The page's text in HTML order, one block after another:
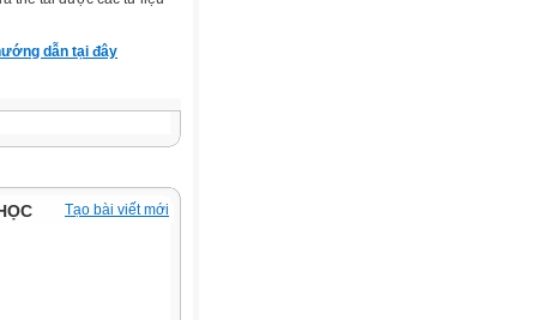
dẫn tại đây
Tạo bài viết mới